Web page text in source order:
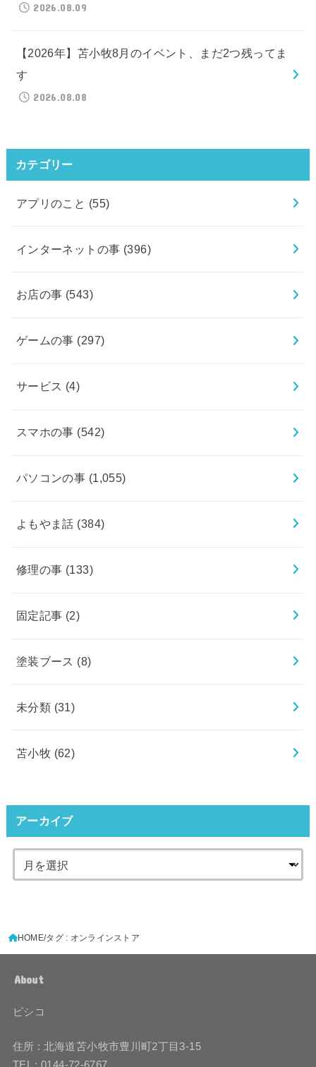
2026.08.09
【2026年】苫小牧8月のイベント、まだ2つ残ってま
す
2026.08.08
カテゴリー
アプリのこと (55)
インターネットの事 (396)
お店の事 (543)
ゲームの事 (297)
サービス (4)
スマホの事 (542)
パソコンの事 (1,055)
よもやま話 (384)
修理の事 (133)
固定記事 (2)
塗装ブース (8)
未分類 (31)
苫小牧 (62)
アーカイブ
HOME タグ : オンラインストア
About
ピシコ
住所 : 北海道苫小牧市豊川町2丁目3-15